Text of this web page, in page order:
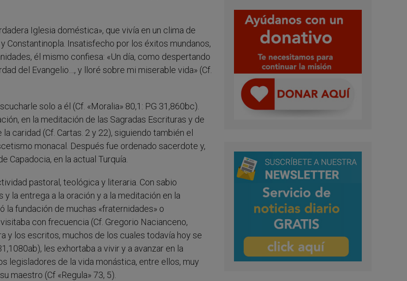
Iglesia doméstica», que vivía en un clima de
Constantinopla. Insatisfecho por los éxitos mundanos,
él mismo confiesa: «Un día, como despertando
del Evangelio…, y lloré sobre mi miserable vida» (Cf.
solo a él (Cf. «Moralia» 80,1: PG 31,860bc).
en la meditación de las Sagradas Escrituras y de
caridad (Cf. Cartas. 2 y 22), siguiendo también el
monacal. Después fue ordenado sacerdote y,
Capadocia, en la actual Turquía.
pastoral, teológica y literaria. Con sabio
la entrega a la oración y a la meditación en la
la fundación de muchas «fraternidades» o
con frecuencia (Cf. Gregorio Nacianceno,
y los escritos, muchos de los cuales todavía hoy se
les exhortaba a vivir y a avanzar en la
legisladores de la vida monástica, entre ellos, muy
maestro (Cf «Regula» 73, 5).